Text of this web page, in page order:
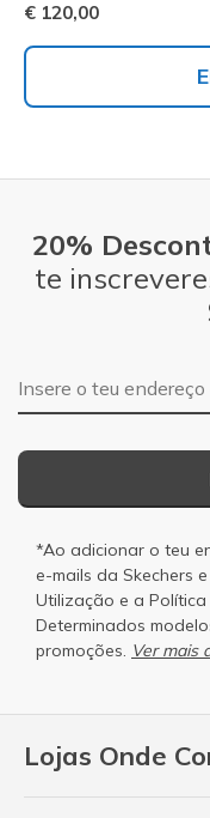
€ 120,00
Lojas Onde
20%
te
Endereço de e-mail
*Ao adicionar o teu
e-mails da Skechers
Utilização e a
Determinados
promoções. Ver mais